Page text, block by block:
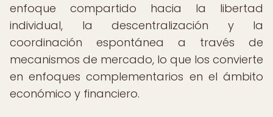
enfoque compartido hacia la libertad
individual, la descentralización y la
coordinación espontánea a través de
mecanismos de mercado, lo que los convierte
en enfoques complementarios en el ámbito
económico y financiero.